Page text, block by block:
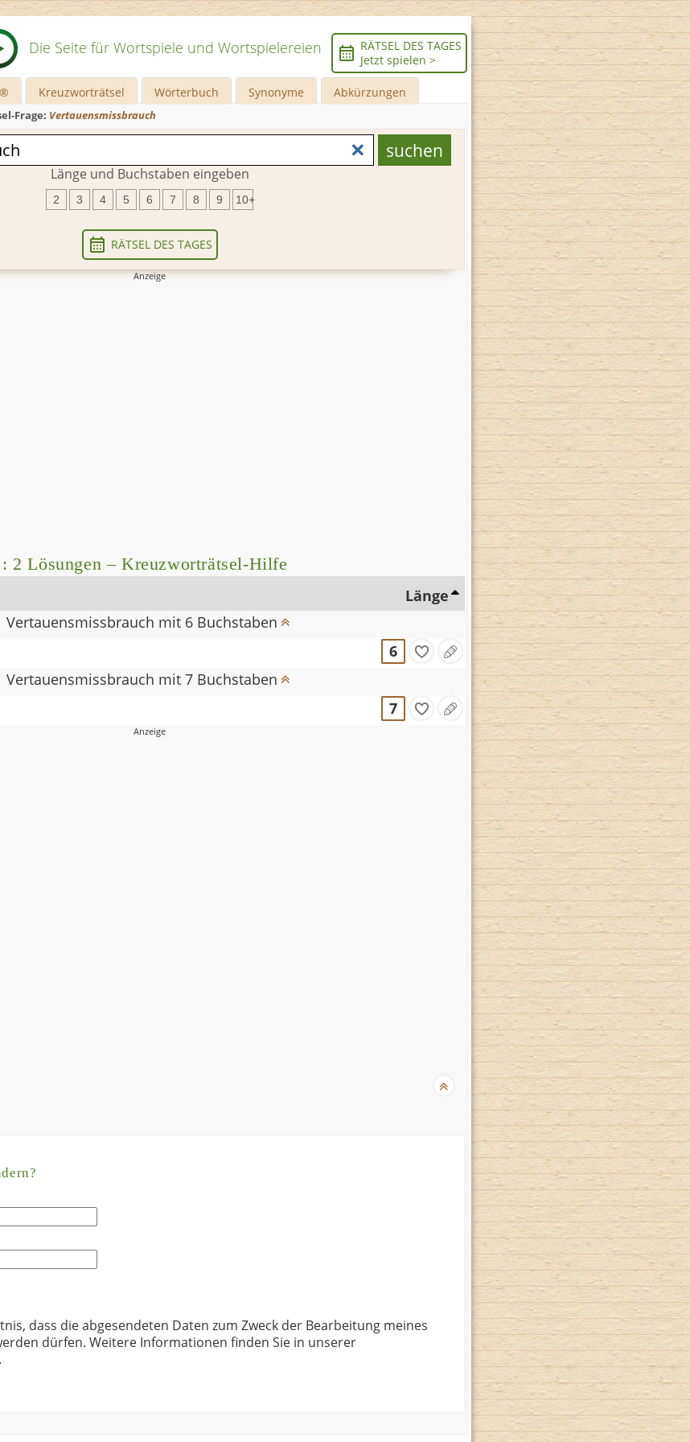
Die Seite für Wortspiele und Wortspielereien
RÄTSEL DES TAGES
Jetzt spielen >
Kreuzworträtsel Wörterbuch Synonyme Abkürzungen
Frage: Vertauensmissbrauch
Länge und Buchstaben eingeben
2 3 4 5 6 7 8 9 10+
RÄTSEL DES TAGES
: 2 Lösungen – Kreuzworträtsel-Hilfe
Länge
Vertauensmissbrauch mit 6 Buchstaben
6
Vertauensmissbrauch mit 7 Buchstaben
7
dass die abgesendeten Daten zum Zweck der Bearbeitung meines
dürfen. Weitere Informationen finden Sie in unserer
.